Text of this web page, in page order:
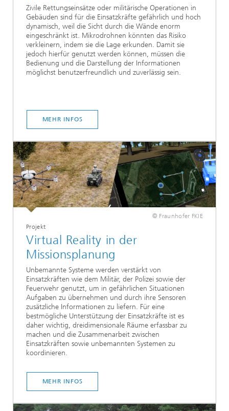
Zivile Rettungseinsätze oder militärische Operationen in
Gebäuden sind für die Einsatzkräfte gefährlich und hoch
dynamisch, weil die Sicht durch die Wände enorm
eingeschränkt ist. Mikrodrohnen könnten das Risiko
verkleinern, indem sie die Lage erkunden. Damit sie
jedoch hierfür genutzt werden können, müssen die
Bedienung und die Darstellung der Informationen
möglichst benutzerfreundlich und zuverlässig sein.
MEHR INFOS
© Fraunhofer FKIE
Projekt
Virtual Reality in der
Missionsplanung
Unbemannte Systeme werden verstärkt von
Einsatzkräften wie dem Militär, der Polizei sowie der
Feuerwehr genutzt, um in gefährlichen Situationen
Aufgaben zu übernehmen und durch ihre Sensoren
zusätzliche Informationen zu liefern. Für eine
bestmögliche Unterstützung der Einsatzkräfte ist es
daher wichtig, dreidimensionale Räume erfassbar zu
machen und die Zusammenarbeit zwischen
Einsatzkräften sowie unbemannten Systemen zu
koordinieren.
MEHR INFOS